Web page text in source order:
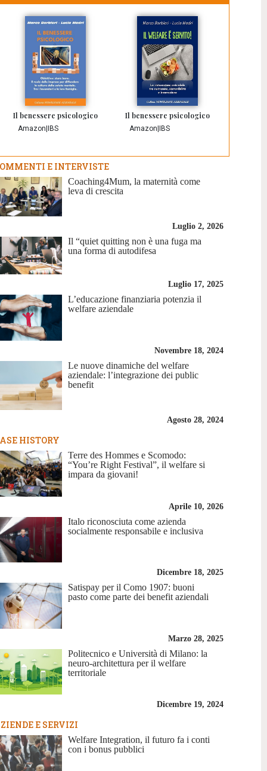
Il benessere psicologico
Amazon IBS
Il benessere psicologico
Amazon IBS
E INTERVISTE
Coaching4Mum, la maternità come
leva di crescita
Luglio 2, 2026
Il “quiet quitting non è una fuga ma
una forma di autodifesa
Luglio 17, 2025
L’educazione finanziaria potenzia il
welfare aziendale
Novembre 18, 2024
Le nuove dinamiche del welfare
aziendale: l’integrazione dei public
benefit
Agosto 28, 2024
HISTORY
Terre des Hommes e Scomodo:
“You’re Right Festival”, il welfare si
impara da giovani!
Aprile 10, 2026
Italo riconosciuta come azienda
socialmente responsabile e inclusiva
Dicembre 18, 2025
Satispay per il Como 1907: buoni
pasto come parte dei benefit aziendali
Marzo 28, 2025
Politecnico e Università di Milano: la
neuro-architettura per il welfare
territoriale
Dicembre 19, 2024
E SERVIZI
Welfare Integration, il futuro fa i conti
con i bonus pubblici